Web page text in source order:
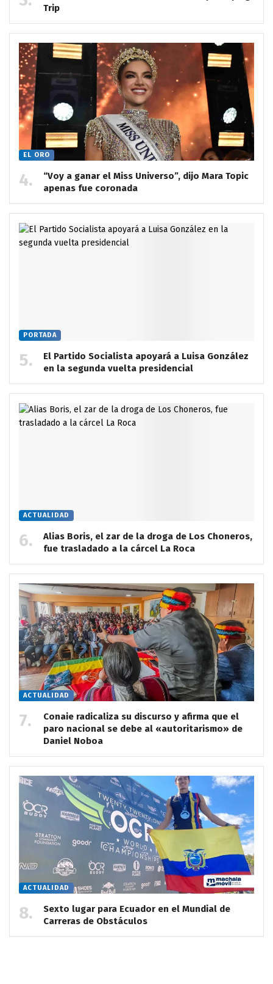
Trip
EL ORO
“Voy a ganar el Miss Universo”, dijo Mara Topic
apenas fue coronada
PORTADA
El Partido Socialista apoyará a Luisa González
en la segunda vuelta presidencial
ACTUALIDAD
Alias Boris, el zar de la droga de Los Choneros,
fue trasladado a la cárcel La Roca
ACTUALIDAD
Conaie radicaliza su discurso y afirma que el
paro nacional se debe al «autoritarismo» de
Daniel Noboa
ACTUALIDAD
Sexto lugar para Ecuador en el Mundial de
Carreras de Obstáculos